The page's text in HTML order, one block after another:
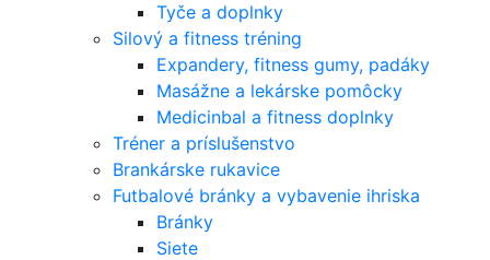
Tyče a doplnky
Silový a fitness tréning
Expandery, fitness gumy, padáky
Masážne a lekárske pomôcky
Medicinbal a fitness doplnky
Tréner a príslušenstvo
Brankárske rukavice
Futbalové bránky a vybavenie ihriska
Bránky
Siete